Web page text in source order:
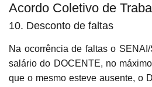
Acordo Coletivo de
10. Desconto de faltas
Na ocorrência de faltas o
salário do DOCENTE, no
que o mesmo esteve ausente, o